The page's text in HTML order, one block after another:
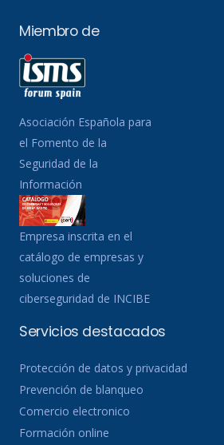
Miembro de
Asociación Española para
el Fomento de la
Seguridad de la
Información
Empresa inscrita en el
catálogo de empresas y
soluciones de
ciberseguridad de INCIBE
Servicios destacados
Protección de datos y privacidad
Prevención de blanqueo
Comercio electronico
Formación online